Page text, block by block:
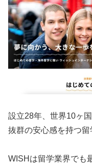
設立28年、世界10ヶ
抜群の安心感を持つ留
WISHは留学業界でも